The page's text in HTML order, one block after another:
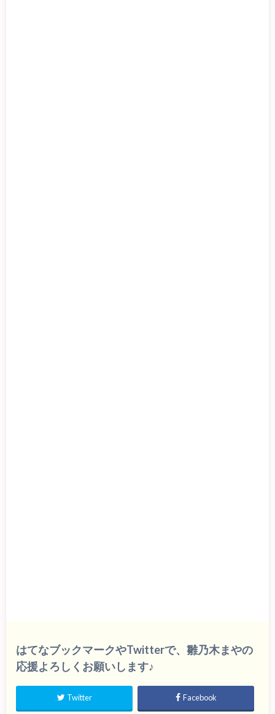
はてなブックマークやTwitterで、雛乃木まやの
応援よろしくお願いします♪
Twitter Facebook